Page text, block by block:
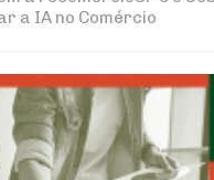
a IA no Comércio